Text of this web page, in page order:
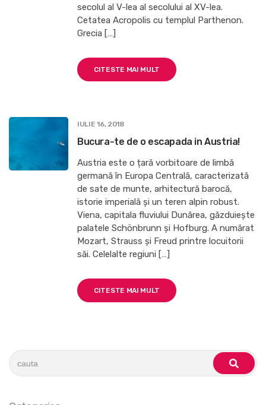
secolul al V-lea al secolului al XV-lea.
Cetatea Acropolis cu templul Parthenon.
Grecia […]
CITESTE MAI MULT
IULIE 16, 2018
Bucura-te de o escapada in Austria!
Austria este o țară vorbitoare de limbă
germană în Europa Centrală, caracterizată
de sate de munte, arhitectură barocă,
istorie imperială și un teren alpin robust.
Viena, capitala fluviului Dunărea, găzduiește
palatele Schönbrunn și Hofburg. A numărat
Mozart, Strauss și Freud printre locuitorii
săi. Celelalte regiuni […]
CITESTE MAI MULT
for:
cauta